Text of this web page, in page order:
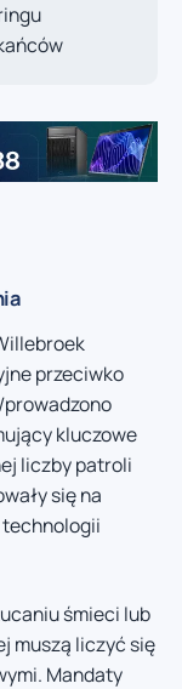
przeciwko
kluczowe
liczby patroli
się na
śmieci lub
muszą liczyć się
Mandaty